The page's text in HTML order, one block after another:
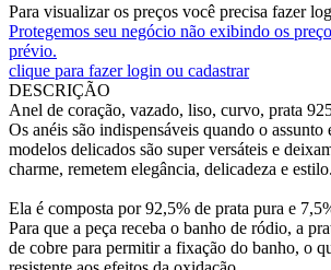
Para visualizar os preços você precisa fazer
Protegemos seu negócio não exibindo os
prévio.
clique para fazer login ou cadastrar
DESCRIÇÃO
Anel de coração, vazado, liso, curvo, prata
Os anéis são indispensáveis quando o assunto
modelos delicados são super versáteis e
charme, remetem elegância, delicadeza e estilo.
Ela é composta por 92,5% de prata pura e
Para que a peça receba o banho de ródio, a
de cobre para permitir a fixação do banho, o